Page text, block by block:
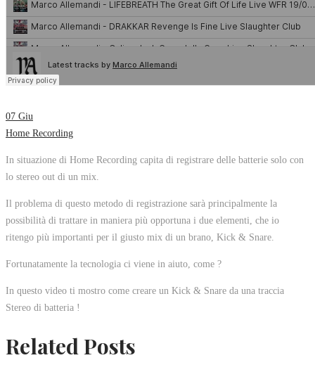
07 Giu
Home Recording
In situazione di Home Recording capita di registrare delle batterie solo con
lo stereo out di un mix.
Il problema di questo metodo di registrazione sarà principalmente la
possibilità di trattare in maniera più opportuna i due elementi, che io
ritengo più importanti per il giusto mix di un brano, Kick & Snare.
Fortunatamente la tecnologia ci viene in aiuto, come ?
In questo video ti mostro come creare un Kick & Snare da una traccia
Stereo di batteria !
Related Posts